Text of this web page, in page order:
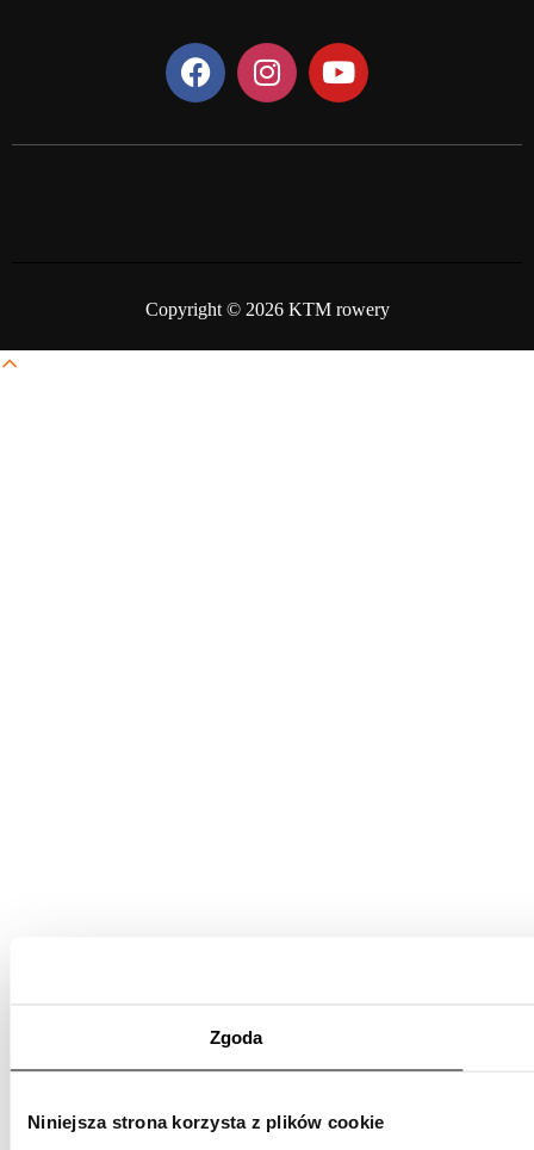
Zgoda
Niniejsza strona korzysta z plików cookie
Copyright © 2026 KTM rowery